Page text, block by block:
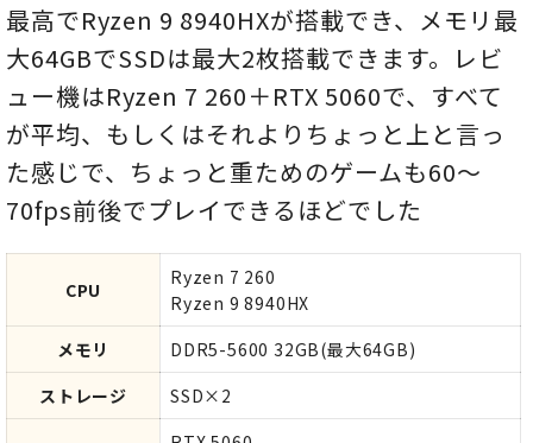
最高でRyzen 9 8940HXが搭載でき、メモリ最
大64GBでSSDは最大2枚搭載できます。レビ
ュー機はRyzen 7 260＋RTX 5060で、すべて
が平均、もしくはそれよりちょっと上と言っ
た感じで、ちょっと重ためのゲームも60～
70fps前後でプレイできるほどでした
CPU
Ryzen 7 260
Ryzen 9 8940HX
メモリ
DDR5-5600 32GB(最大64GB)
ストレージ
SSD×2